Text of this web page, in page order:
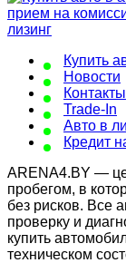
Купить
Новости
Контакты
Trade-In
Авто в
Кредит
ARENA4.BY —
пробегом, в
без рисков. Все
проверку и
купить
техническом